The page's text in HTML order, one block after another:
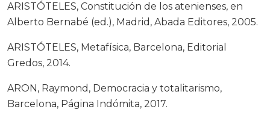
ARISTÓTELES, Constitución de los atenienses, en
Alberto Bernabé (ed.), Madrid, Abada Editores, 2005.
ARISTÓTELES, Metafísica, Barcelona, Editorial
Gredos, 2014.
ARON, Raymond, Democracia y totalitarismo,
Barcelona, Página Indómita, 2017.